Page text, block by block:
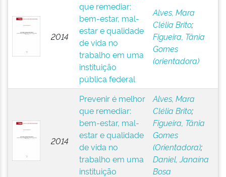
2014
que remediar:
bem-estar, mal-
estar e qualidade
de vida no
trabalho em uma
instituição
pública federal
Alves, Mara
Clélia Brito;
Figueira, Tânia
Gomes
(orientadora)
2014
Prevenir é melhor
que remediar:
bem-estar, mal-
estar e qualidade
de vida no
trabalho em uma
instituição
Alves, Mara
Clélia Brito;
Figueira, Tânia
Gomes
(Orientadora);
Daniel, Janaína
Bosa